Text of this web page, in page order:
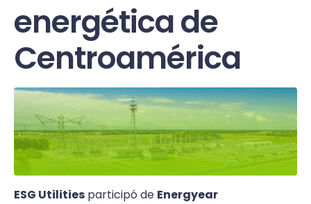
energética de
Centroamérica
ESG Utilities participó de Energyear